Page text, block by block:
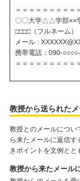
＝＝＝＝＝＝＝＝＝
〇〇大学△△学部××
□□□□（フルネーム）
メール :
携帯電話：090-
＝＝＝＝＝＝＝＝＝
教授から送られた
教授とのメールについ
ら来たメールに返信
きポイントを文例とと
教授から来たメール